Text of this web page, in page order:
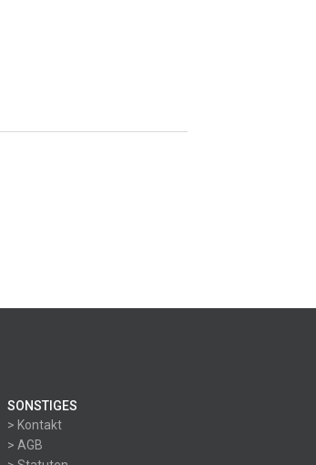
SONSTIGES
> Kontakt
> AGB